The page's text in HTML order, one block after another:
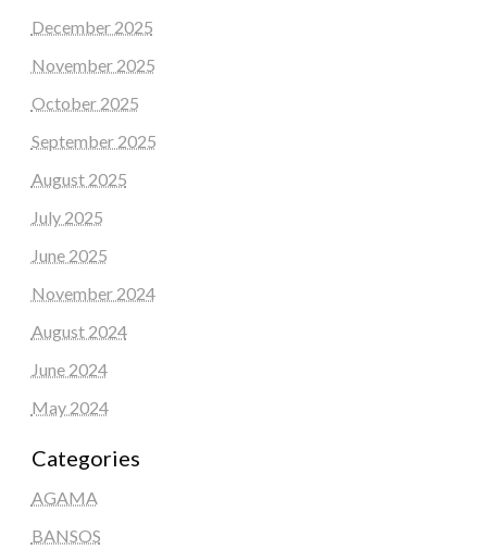
December 2025
November 2025
October 2025
September 2025
August 2025
July 2025
June 2025
November 2024
August 2024
June 2024
May 2024
Categories
AGAMA
BANSOS